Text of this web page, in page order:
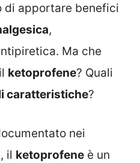
di apportare benefici
,
Ma che
ketoprofene? Quali
caratteristiche?
nei
il ketoprofene è un